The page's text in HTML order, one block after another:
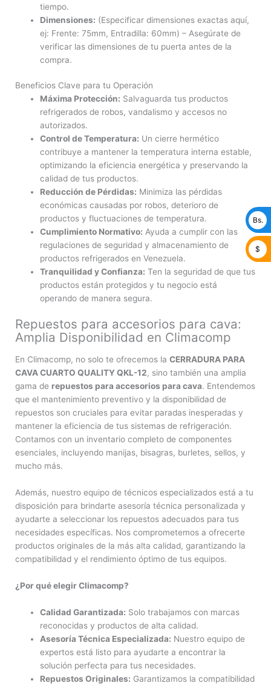
tiempo.
Dimensiones: (Especificar dimensiones exactas aquí,
ej: Frente: 75mm, Entradilla: 60mm) – Asegúrate de
verificar las dimensiones de tu puerta antes de la
compra.
Beneficios Clave para tu Operación
Máxima Protección: Salvaguarda tus productos
refrigerados de robos, vandalismo y accesos no
autorizados.
Control de Temperatura: Un cierre hermético
contribuye a mantener la temperatura interna estable,
optimizando la eficiencia energética y preservando la
calidad de tus productos.
Reducción de Pérdidas: Minimiza las pérdidas
económicas causadas por robos, deterioro de
productos y fluctuaciones de temperatura.
Cumplimiento Normativo: Ayuda a cumplir con las
regulaciones de seguridad y almacenamiento de
productos refrigerados en Venezuela.
Tranquilidad y Confianza: Ten la seguridad de que tus
productos están protegidos y tu negocio está
operando de manera segura.
Repuestos para accesorios para cava:
Amplia Disponibilidad en Climacomp
En Climacomp, no solo te ofrecemos la CERRADURA PARA
CAVA CUARTO QUALITY QKL-12, sino también una amplia
gama de repuestos para accesorios para cava. Entendemos
que el mantenimiento preventivo y la disponibilidad de
repuestos son cruciales para evitar paradas inesperadas y
mantener la eficiencia de tus sistemas de refrigeración.
Contamos con un inventario completo de componentes
esenciales, incluyendo manijas, bisagras, burletes, sellos, y
mucho más.
Además, nuestro equipo de técnicos especializados está a tu
disposición para brindarte asesoría técnica personalizada y
ayudarte a seleccionar los repuestos adecuados para tus
necesidades específicas. Nos comprometemos a ofrecerte
productos originales de la más alta calidad, garantizando la
compatibilidad y el rendimiento óptimo de tus equipos.
¿Por qué elegir Climacomp?
Calidad Garantizada: Solo trabajamos con marcas
reconocidas y productos de alta calidad.
Asesoría Técnica Especializada: Nuestro equipo de
expertos está listo para ayudarte a encontrar la
solución perfecta para tus necesidades.
Repuestos Originales: Garantizamos la compatibilidad
Bs.
$